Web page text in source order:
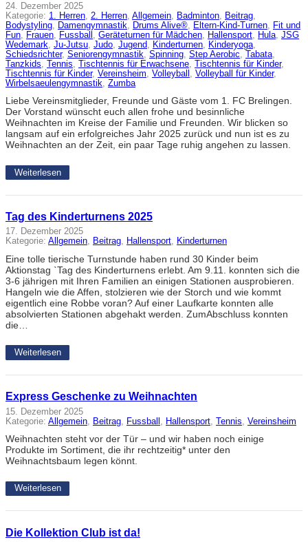
24. Dezember 2025
Kategorie: 1. Herren 2. Herren Allgemein Badminton Beitrag
Bodystyling
Damengymnastik Drums Alive® Eltern-Kind-Turnen
Fit und
Fun
Frauen Fussball Geräteturnen für Mädchen Hallensport Hula JSG
Wedemark
Ju-Jutsu Judo Jugend Kinderturnen Kinderyoga
Schiedsrichter, Seniorengymnastik Spinning Step Aerobic Tabata
Tanzkids
Tennis Tischtennis für Erwachsene Tischtennis für Kinder
Tischtennis für Kinder, Vereinsheim Volleyball Volleyball für Kinder
Wirbelsaeulengymnastik
Zumba
Liebe Vereinsmitglieder, Freunde und Gäste vom 1. FC Brelingen.
Der Vorstand wünscht euch allen frohe und besinnliche
Weihnachten im Kreise der Familie und Freunden. Wir blicken so
langsam auf ein erfolgreiches Jahr 2025 zurück und nun ist es zu
Weihnachten an der Zeit, ein paar Tage ruhig angehen zu lassen.
Weiterlesen
Tag des Kinderturnens 2025
17. Dezember 2025
Kategorie: Allgemein, Beitrag, Hallensport, Kinderturnen
Eine tolle tierische Turnstunde haben rund 30 Kinder beim
Aktionstag ˋTag des Kinderturnens erlebt. Am 9.11. konnten sich die
3-6 jährigen mit Ihren Familien an einigen Stationen ausprobieren.
Hangeln wie die Affen, stolzieren wie der Storch und wie kommt
eigentlich eine Robbe voran? Auf einer Laufkarte konnten alle
absolvierten Stationen abgehakt werden. ZumAbschluss konnten
die…
Weiterlesen
Express Geschenke zu Weihnachten
15. Dezember 2025
Kategorie: Allgemein Beitrag Fussball Hallensport Tennis Vereinsheim
Weihnachten steht vor der Tür – und wir haben noch einige
Produkte im Sortiment, die ihr rechtzeitig* unter den
Weihnachtsbaum legen könnt.
Weiterlesen
Die Kollektion Club ist da!